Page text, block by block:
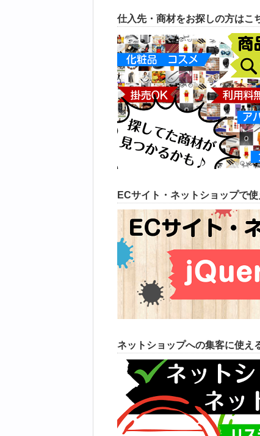
仕入先・商材をお探しの方はこ
ECサイト・ネットショップで
ネットショップへの集客に使え